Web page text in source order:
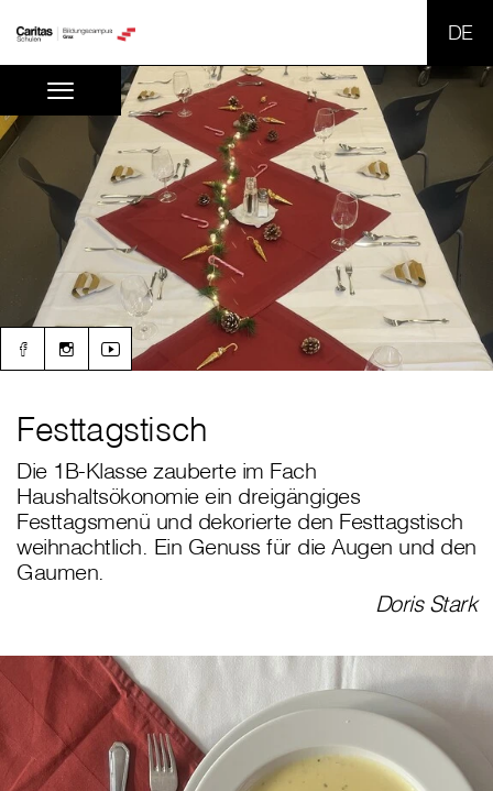
Festtagstisch
Die 1B-Klasse zauberte im Fach
Haushaltsökonomie ein dreigängiges
Festtagsmenü und dekorierte den Festtagstisch
weihnachtlich. Ein Genuss für die Augen und den
Gaumen.
Doris Stark